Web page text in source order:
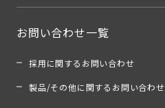
お問い合わせ一覧
採用に関するお問い合わせ
製品/その他に関するお問い合わせ